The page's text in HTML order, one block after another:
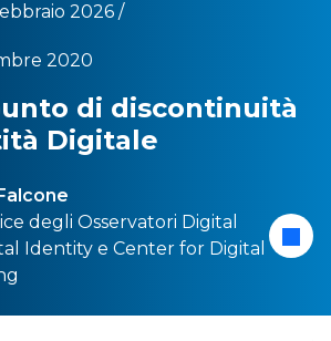
2026 /
2020
di discontinuità
Digitale
degli Osservatori Digital
Identity e Center for Digital